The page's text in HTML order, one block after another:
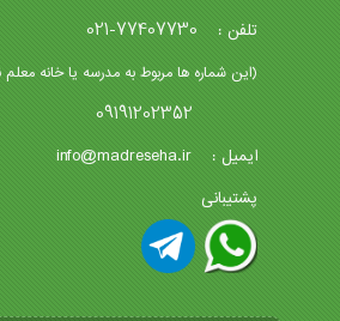
تلفن : 021-77407730
(این شماره ها مربوط به مدرسه یا خانه
09191202352
ایمیل : info@madreseha.ir
پشتیبانی